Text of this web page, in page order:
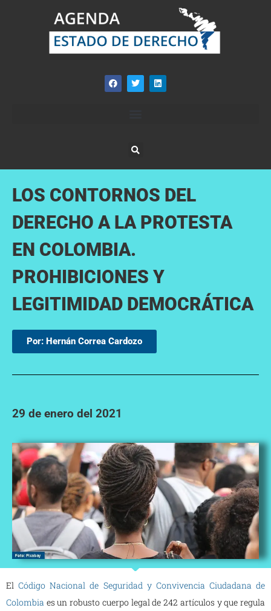
LOS CONTORNOS DEL
DERECHO A LA PROTESTA
EN COLOMBIA.
PROHIBICIONES Y
LEGITIMIDAD DEMOCRÁTICA
Por: Hernán Correa Cardozo
29 de enero del 2021
ElCódigo Nacional de Seguridad y Convivencia Ciudadana de
Colombia es un robusto cuerpo legal de 242 artículos y que regula